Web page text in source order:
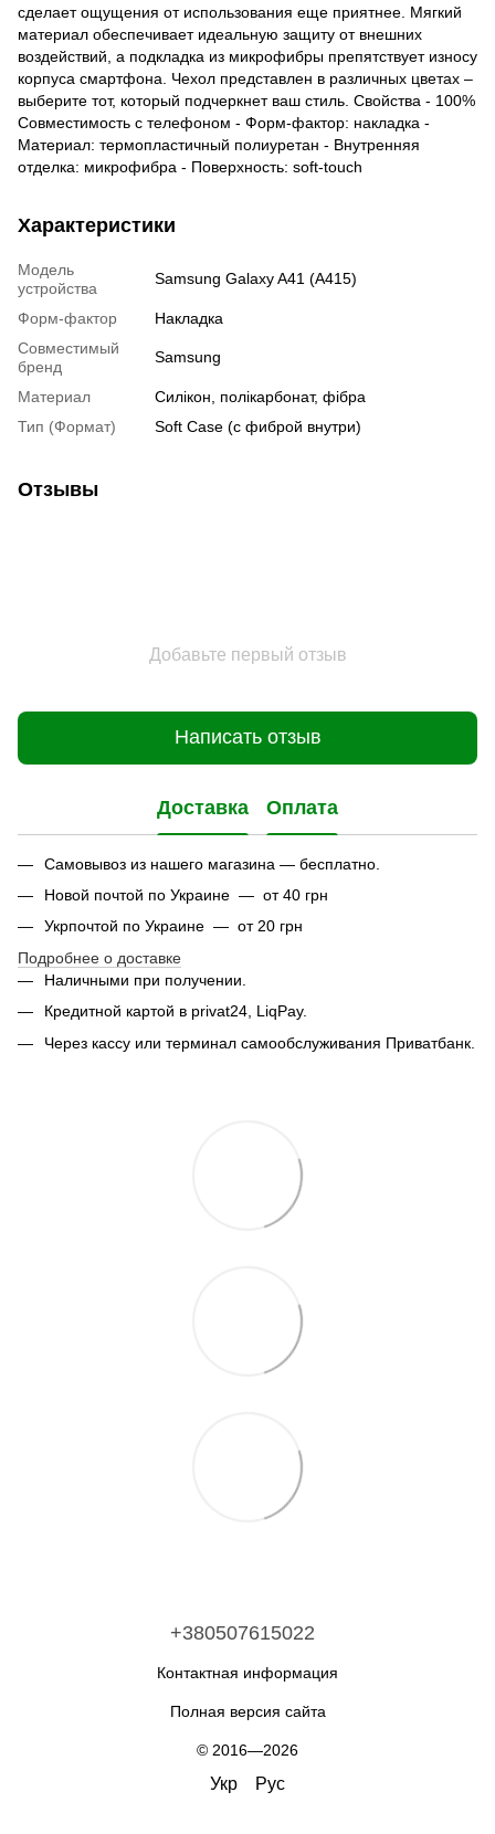
сделает ощущения от использования еще приятнее. Мягкий
материал обеспечивает идеальную защиту от внешних
воздействий, а подкладка из микрофибры препятствует износу
корпуса смартфона. Чехол представлен в различных цветах –
выберите тот, который подчеркнет ваш стиль. Свойства - 100%
Совместимость с телефоном - Форм-фактор: накладка -
Материал: термопластичный полиуретан - Внутренняя
отделка: микрофибра - Поверхность: soft-touch
Характеристики
Модель
устройства
Samsung Galaxy A41 (A415)
Форм-фактор
Накладка
Совместимый
бренд
Samsung
Материал
Силікон, полікарбонат, фібра
Тип (Формат)
Soft Case (с фиброй внутри)
Отзывы
Добавьте первый отзыв
Написать отзыв
Доставка Оплата
Самовывоз из нашего магазина — бесплатно.
Новой почтой по Украине — от 40 грн
Укрпочтой по Украине — от 20 грн
Подробнее о доставке
Наличными при получении.
Кредитной картой в privat24, LiqPay.
Через кассу или терминал самообслуживания Приватбанк.
+380507615022
Контактная информация
Полная версия сайта
© 2016—2026
Укр Рус